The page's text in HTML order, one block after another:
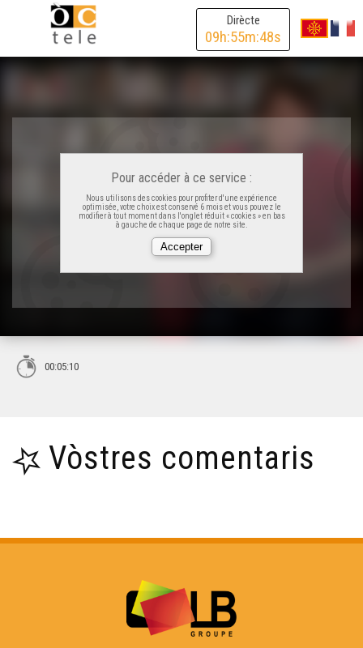
Dirècte
09h:55m:48s
Pour accéder à ce service :
Nous utilisons des cookies pour profiter d'une expérience
optimisée, votre choix est conservé 6 mois et vous pouvez le
modifier à tout moment dans l'onglet réduit « cookies » en bas
à gauche de chaque page de notre site.
00:05:10
Vòstres comentaris